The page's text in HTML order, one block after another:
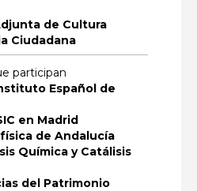
de Cultura
Ciudadana
participan
Español de
en Madrid
de Andalucía
Química y Catálisis
del Patrimonio